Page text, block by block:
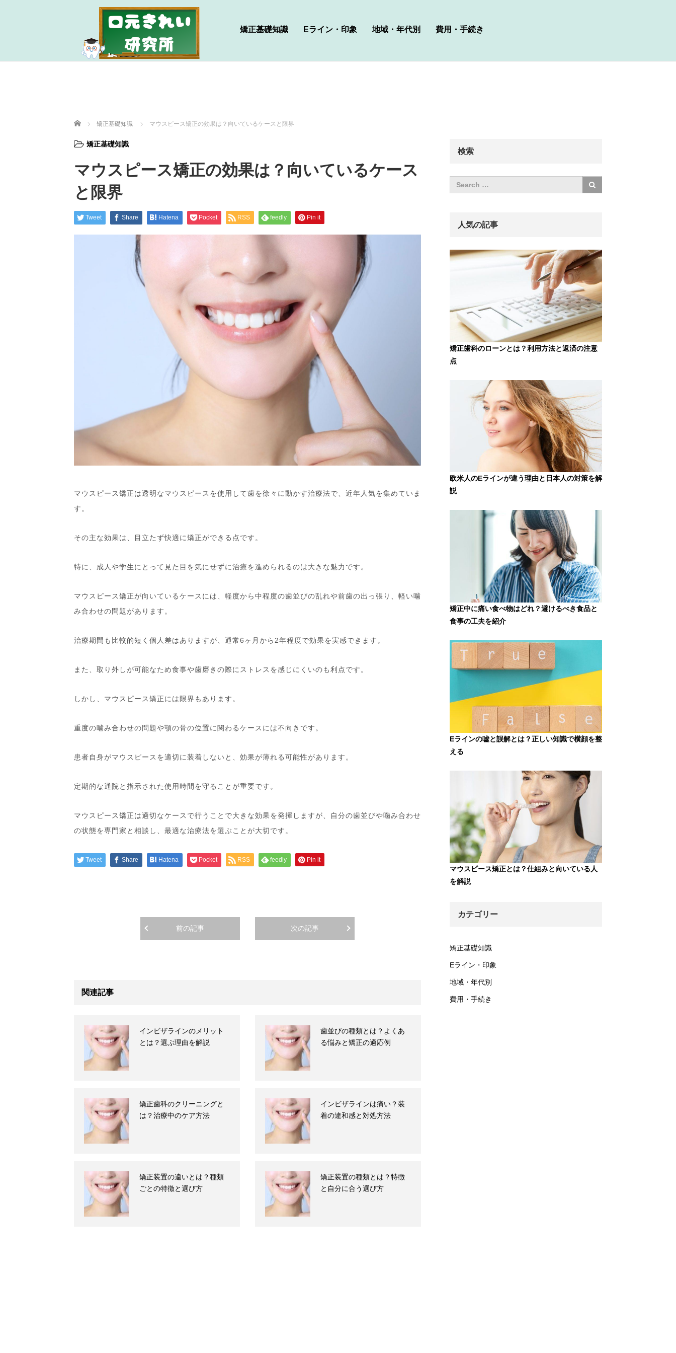
矯正基礎知識 Eライン・印象 地域・年代別 費用・手続き
ホーム 矯正基礎知識 マウスピース矯正の効果は？向いているケースと限界
矯正基礎知識
マウスピース矯正の効果は？向いているケース
と限界
Tweet Share Hatena Pocket RSS feedly Pin it
マウスピース矯正は透明なマウスピースを使用して歯を徐々に動かす治療法で、近年人気を集めていま
す。
その主な効果は、目立たず快適に矯正ができる点です。
特に、成人や学生にとって見た目を気にせずに治療を進められるのは大きな魅力です。
マウスピース矯正が向いているケースには、軽度から中程度の歯並びの乱れや前歯の出っ張り、軽い噛
み合わせの問題があります。
治療期間も比較的短く個人差はありますが、通常6ヶ月から2年程度で効果を実感できます。
また、取り外しが可能なため食事や歯磨きの際にストレスを感じにくいのも利点です。
しかし、マウスピース矯正には限界もあります。
重度の噛み合わせの問題や顎の骨の位置に関わるケースには不向きです。
患者自身がマウスピースを適切に装着しないと、効果が薄れる可能性があります。
定期的な通院と指示された使用時間を守ることが重要です。
マウスピース矯正は適切なケースで行うことで大きな効果を発揮しますが、自分の歯並びや噛み合わせ
の状態を専門家と相談し、最適な治療法を選ぶことが大切です。
Tweet Share Hatena Pocket RSS feedly Pin it
前の記事 次の記事
関連記事
インビザラインのメリット
とは？選ぶ理由を解説
歯並びの種類とは？よくあ
る悩みと矯正の適応例
矯正歯科のクリーニングと
は？治療中のケア方法
インビザラインは痛い？装
着の違和感と対処方法
矯正装置の違いとは？種類
ごとの特徴と選び方
矯正装置の種類とは？特徴
と自分に合う選び方
検索
人気の記事
矯正歯科のローンとは？利用方法と返済の注意
点
欧米人のEラインが違う理由と日本人の対策を解
説
矯正中に痛い食べ物はどれ？避けるべき食品と
食事の工夫を紹介
Eラインの嘘と誤解とは？正しい知識で横顔を整
える
マウスピース矯正とは？仕組みと向いている人
を解説
カテゴリー
矯正基礎知識
Eライン・印象
地域・年代別
費用・手続き